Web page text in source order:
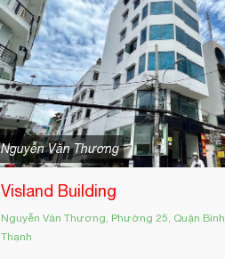
Nguyễn Văn Thương
Visland Building
Nguyễn Văn Thương, Phường 25, Quận Bình
Thạnh